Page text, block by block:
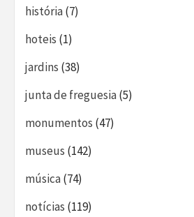
história(7)
hoteis (1)
jardins (38)
junta de freguesia(5)
monumentos (47)
museus (142)
música(74)
notícias (119)